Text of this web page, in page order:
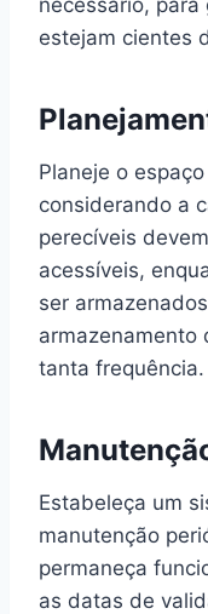
estejam cientes
Planeje o
considerando a
perecíveis
acessíveis,
ser
armazenamento
tanta frequência.
Estabeleça um
manutenção
permaneça
as datas de